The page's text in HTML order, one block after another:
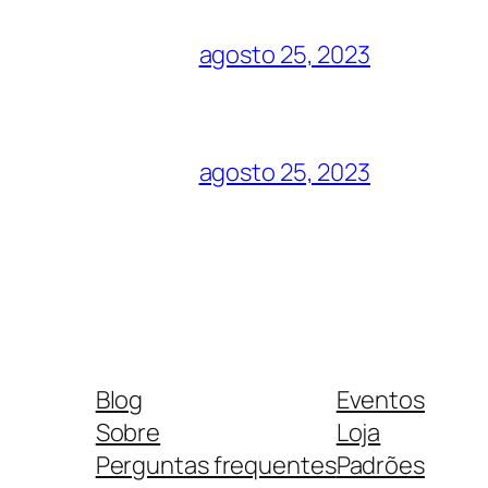
agosto 25, 2023
agosto 25, 2023
Blog
Sobre
Perguntas frequentes
Eventos
Loja
Padrões